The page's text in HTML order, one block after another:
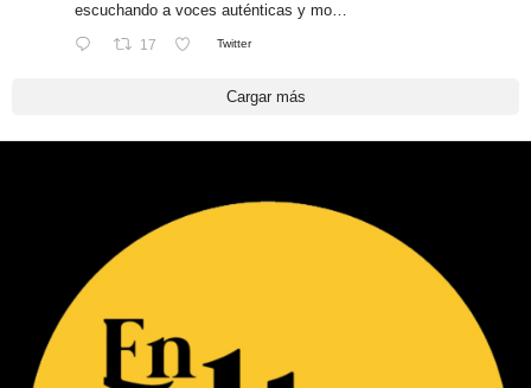
escuchando a voces auténticas y mo…
17 Twitter
Cargar más